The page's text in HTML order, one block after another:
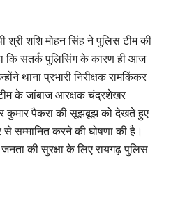
शशि मोहन सिंह ने पुलिस टीम की
कि सतर्क पुलिसिंग के कारण ही आज
थाना प्रभारी निरीक्षक रामकिंकर
के जांबाज आरक्षक चंद्रशेखर
कुमार पैकरा की सूझबूझ को देखते हुए
सम्मानित करने की घोषणा की है।
की सुरक्षा के लिए रायगढ़ पुलिस